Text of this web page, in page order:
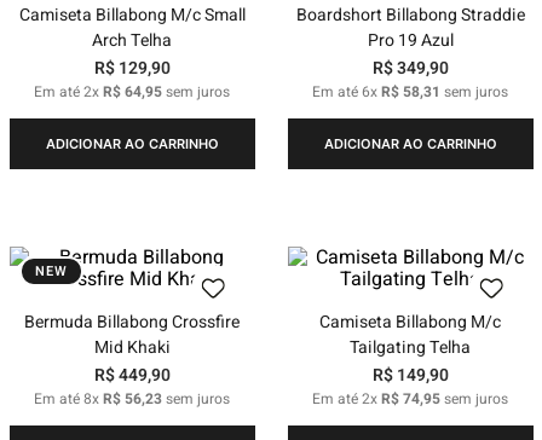
Camiseta Billabong M/c Small
Arch Telha
R$ 129,90
Em até2xR$64,95sem juros
ADICIONAR AO CARRINHO
Boardshort Billabong Straddie
Pro 19 Azul
R$349,90
Em até6xR$ 58,31 sem juros
ADICIONAR AO CARRINHO
NEW
Bermuda Billabong Crossfire
Mid Khaki
R$449,90
Em até8xR$ 56,23sem juros
Camiseta Billabong M/c
Tailgating Telha
R$ 149,90
Em até2xR$74,95sem juros